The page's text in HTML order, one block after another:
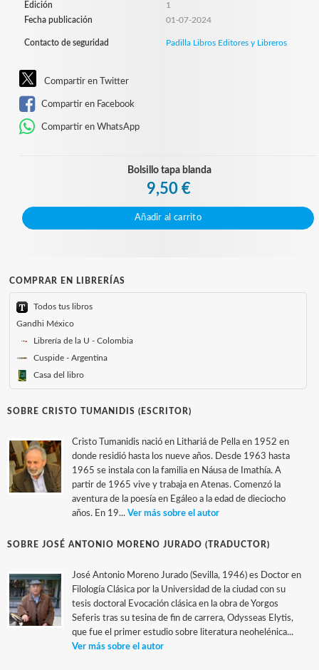
Edición
1
Fecha publicación
01-07-2024
Contacto de seguridad Padilla Libros Editores y Libreros
Compartir en Twitter
Compartir en Facebook
Compartir en WhatsApp
Bolsillo tapa blanda
9,50 €
Añadir al carrito
COMPRAR EN LIBRERÍAS
Todos tus libros
Gandhi México
Librería de la U - Colombia
Cuspide - Argentina
Casa del libro
SOBRE CRISTO TUMANIDIS (ESCRITOR)
Cristo Tumanidis nació en Lithariá de Pella en 1952 en
donde residió hasta los nueve años. Desde 1963 hasta
1965 se instala con la familia en Náusa de Imathía. A
partir de 1965 vive y trabaja en Atenas. Comenzó la
aventura de la poesía en Egáleo a la edad de dieciocho
años. En 19... Ver más sobre el autor
SOBRE JOSÉ ANTONIO MORENO JURADO (TRADUCTOR)
José Antonio Moreno Jurado (Sevilla, 1946) es Doctor en
Filología Clásica por la Universidad de la ciudad con su
tesis doctoral Evocación clásica en la obra de Yorgos
Seferis tras su tesina de fin de carrera, Odysseas Elytis,
que fue el primer estudio sobre literatura neohelénica...
Ver más sobre el autor